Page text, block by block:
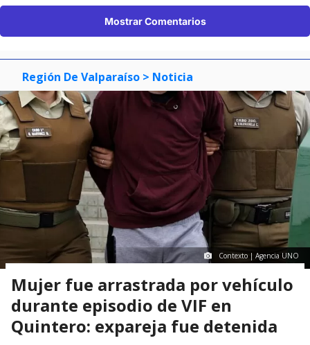
Mostrar Comentarios
Región De Valparaíso > Noticia
Contexto | Agencia UNO
Mujer fue arrastrada por vehículo
durante episodio de VIF en
Quintero: expareja fue detenida